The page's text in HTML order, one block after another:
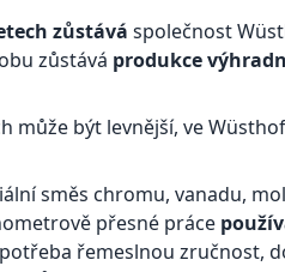
zůstává společnost
zůstává produkce
může být levnější, ve
směs chromu, vanadu,
přesné práce
řemeslnou zručnost,